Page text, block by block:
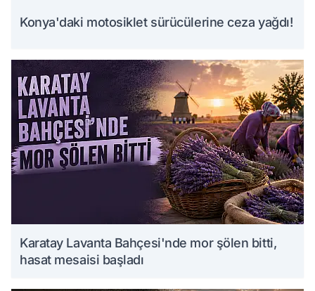
Konya'daki motosiklet sürücülerine ceza yağdı!
Karatay Lavanta Bahçesi'nde mor şölen bitti,
hasat mesaisi başladı